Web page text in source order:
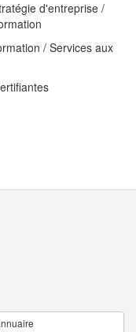
d'entreprise /
/ Services aux